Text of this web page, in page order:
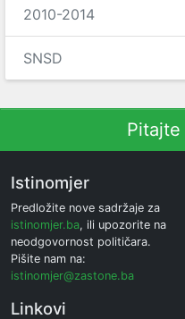
2010-2014
SNSD
Pitajte
Istinomjer
Predložite nove sadržaje za
istinomjer.ba, ili upozorite na
neodgovornost političara.
Pišite nam na:
istinomjer@zastone.ba
Linkovi